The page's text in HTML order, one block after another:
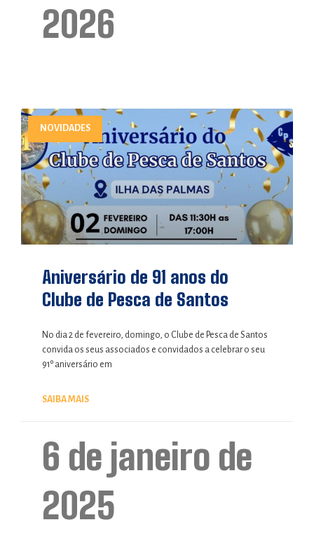
2026
NOVIDADES
Aniversário de 91 anos do
Clube de Pesca de Santos
No dia 2 de fevereiro, domingo, o Clube de Pesca de Santos
convida os seus associados e convidados a celebrar o seu
91º aniversário em
SAIBA MAIS
6 de janeiro de
2025